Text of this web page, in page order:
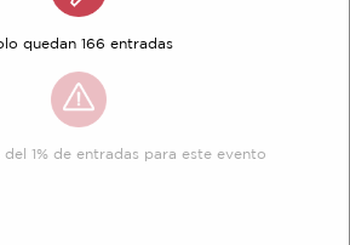
quedan 166 entradas
del 1% de entradas para este evento